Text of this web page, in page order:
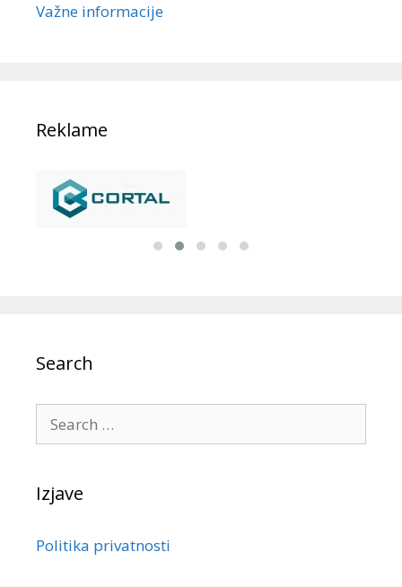
Važne informacije
Reklame
Search
Izjave
Politika privatnosti